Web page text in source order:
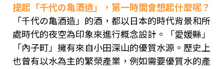
提起「千代の亀酒造」，第一時間會想起什麼呢？
「千代の亀酒造」的酒，都以日本的時代背景和所
處時代的夜空為印象來進行概念設計。「愛媛縣」
「內子町」擁有來自小田深山的優質水源。歷史上
也曾有以水為主的繁榮產業，例如需要優質水的產